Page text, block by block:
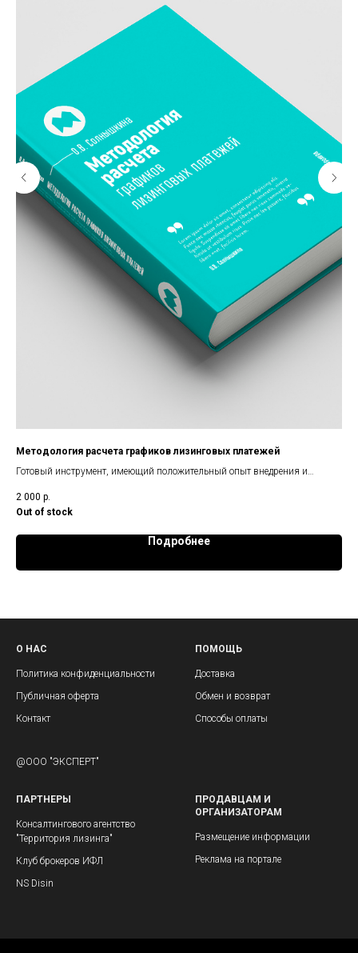
Методология расчета графиков лизинговых платежей
Готовый инструмент, имеющий положительный опыт внедрения и
2 000 р.
Out of stock
Подробнее
О НАС
Политика конфиденциальности
Публичная оферта
Контакт
@ООО "ЭКСПЕРТ"
ПОМОЩЬ
Доставка
Обмен и возврат
Способы оплаты
ПАРТНЕРЫ
Консалтингового агентство
"Территория лизинга"
Клуб брокеров ИФЛ
NS Disin
ПРОДАВЦАМ И
ОРГАНИЗАТОРАМ
Размещение информации
Реклама на портале